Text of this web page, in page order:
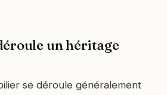
un héritage
se déroule généralement